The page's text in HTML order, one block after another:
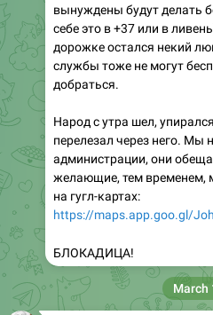
вынуждены будут делать
себе это в +37 или в
дорожке остался некий
службы тоже не могут
добраться.
Народ с утра шел,
перелезал через него. Мы
администрации, они
желающие, тем временем,
на гугл-картах:
https://maps.app.goo.gl/
БЛОКАДИЦА!
March